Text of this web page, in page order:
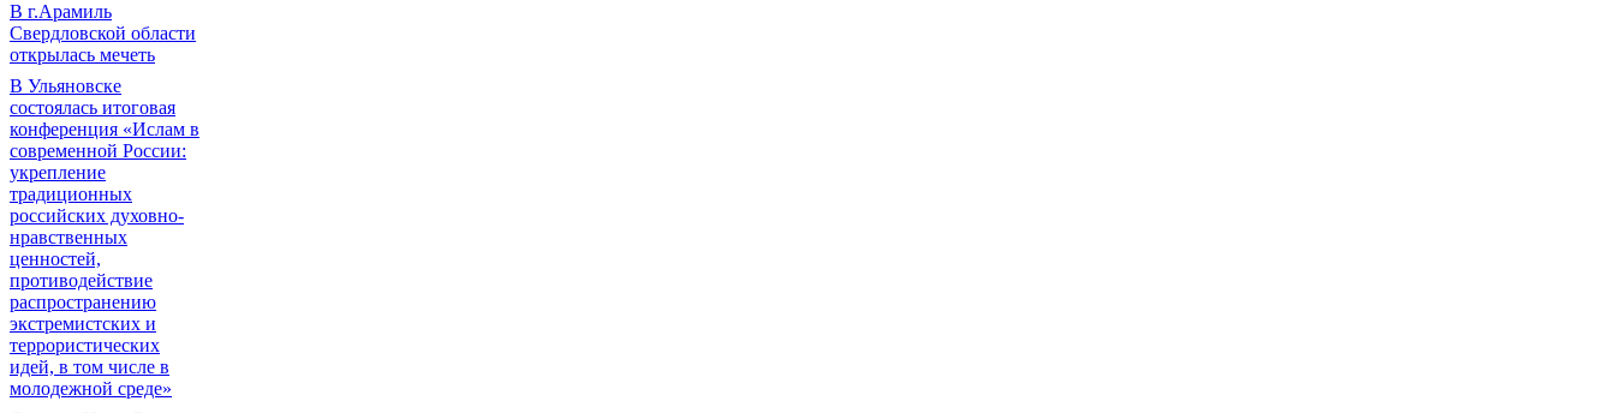
В г.Арамиль
Свердловской области
открылась мечеть
В Ульяновске
состоялась итоговая
конференция «Ислам в
современной России:
укрепление
традиционных
российских духовно-
нравственных
ценностей,
противодействие
распространению
экстремистских и
террористических
идей, в том числе в
молодежной среде»